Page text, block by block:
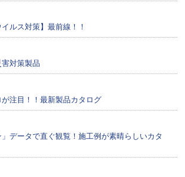
イルス対策】最前線！！
対策製品
が注目！！最新製品カタログ
」データで直ぐ観覧！施工例が素晴らしいカタ